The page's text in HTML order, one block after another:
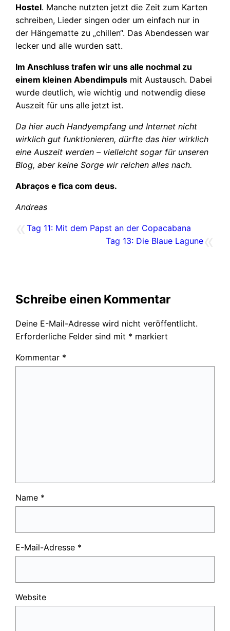
Hostel. Manche nutzten jetzt die Zeit zum Karten
schreiben, Lieder singen oder um einfach nur in
der Hängematte zu „chillen“. Das Abendessen war
lecker und alle wurden satt.
Im Anschluss trafen wir uns alle nochmal zu
einem kleinen Abendimpuls mit Austausch. Dabei
wurde deutlich, wie wichtig und notwendig diese
Auszeit für uns alle jetzt ist.
Da hier auch Handyempfang und Internet nicht
wirklich gut funktionieren, dürfte das hier wirklich
eine Auszeit werden – vielleicht sogar für unseren
Blog, aber keine Sorge wir reichen alles nach.
Abraços e fica com deus.
Andreas
«Tag 11: Mit dem Papst an der Copacabana
«
Tag 13: Die Blaue Lagune
Schreibe einen Kommentar
Deine E-Mail-Adresse wird nicht veröffentlicht.
Erforderliche Felder sind mit * markiert
Kommentar *
Name *
E-Mail-Adresse *
Website